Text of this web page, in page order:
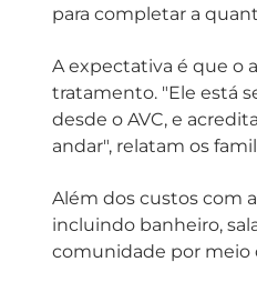
para completar a
A expectativa é que o
tratamento. "Ele está
desde o AVC, e
andar", relatam os
Além dos custos com
incluindo banheiro,
comunidade por meio